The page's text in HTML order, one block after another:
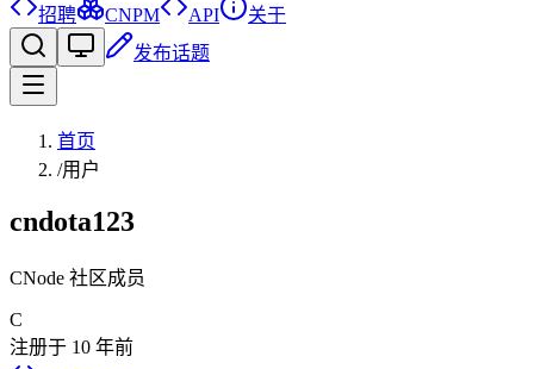
招聘 CNPM API
关于
发布话题
首页
/用户
cndota123
CNode 社区成员
C
注册于 10 年前